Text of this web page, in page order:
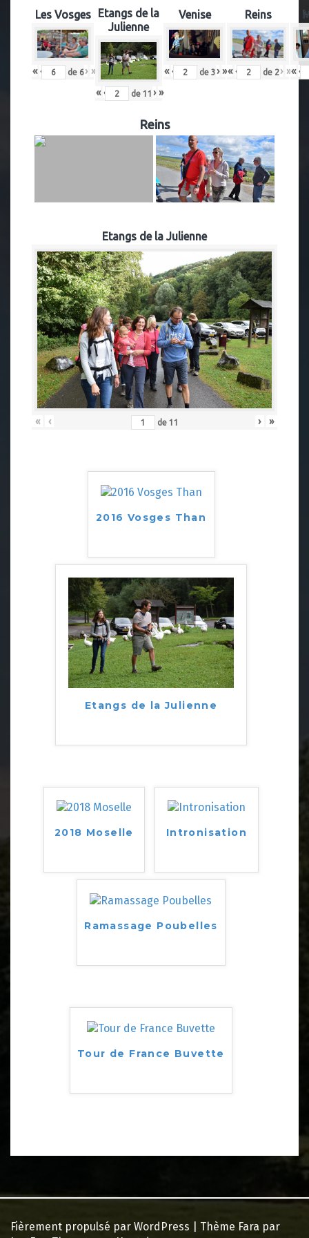
Les Vosges
« ‹ de 6› »
Etangs de la
Julienne
« ‹ de 11 › »
Venise
« ‹ de 3› »
Reins
« ‹ de 2› »« ‹
Reins
Etangs de la Julienne
« ‹ de 11 › »
2016 Vosges Than
Etangs de la Julienne
2018 Moselle Intronisation
Ramassage Poubelles
Tour de France Buvette
Fièrement propulsé par WordPress Thème Fara par